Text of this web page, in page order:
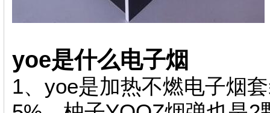
yoe是什么电子烟
1、yoe是加热不燃电子烟